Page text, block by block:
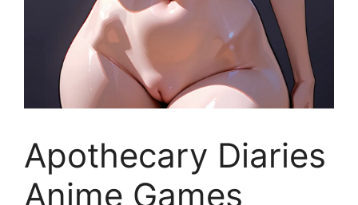
Apothecary Diaries
Anime Games